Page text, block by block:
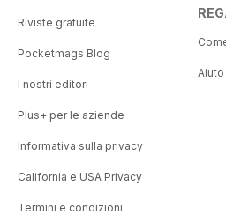
Riviste gratuite
Pocketmags Blog
I nostri editori
Plus+ per le aziende
Informativa sulla privacy
California e USA Privacy
Termini e condizioni